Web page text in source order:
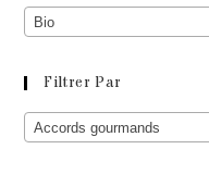
Bio
Filtrer Par
Accords gourmands